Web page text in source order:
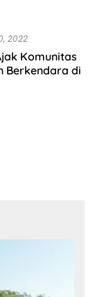
2022
Komunitas
Berkendara di